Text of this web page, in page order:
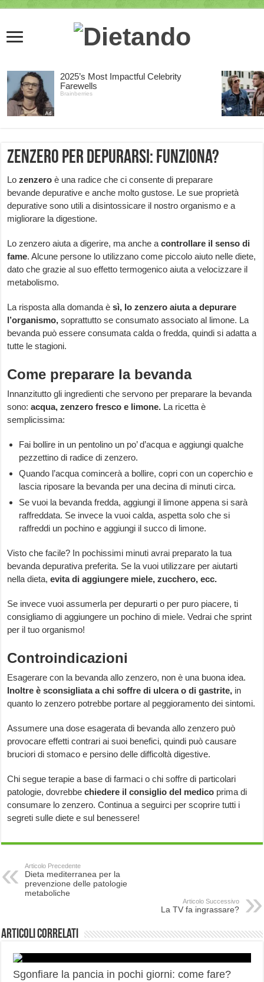
Zenzero per depurarsi: funziona?
Lozenzero è una radice che ci consente di preparare
bevande depurative e anche molto gustose. Le sue proprietà
depurative sono utili a disintossicare il nostro organismo e a
migliorare la digestione.
Lo zenzero aiuta a digerire, ma anche acontrollare il senso di
fame. Alcune persone lo utilizzano come piccolo aiuto nelle diete,
dato che grazie al suo effetto termogenico aiuta a velocizzare il
metabolismo.
La risposta alla domanda èsì, lo zenzero aiuta a depurare
l’organismo,soprattutto se consumato associato al limone. La
bevanda può essere consumata calda o fredda, quindi si adatta a
tutte le stagioni.
Come preparare la bevanda
Innanzitutto gli ingredienti che servono per preparare la bevanda
sono:acqua, zenzero fresco e limone. La ricetta è
semplicissima:
Fai bollire in un pentolino un po’ d’acqua e aggiungi qualche
pezzettino di radice di zenzero.
Quando l’acqua comincerà a bollire, copri con un coperchio e
lascia riposare la bevanda per una decina di minuti circa.
Se vuoi la bevanda fredda, aggiungi il limone appena si sarà
raffreddata. Se invece la vuoi calda, aspetta solo che si
raffreddi un pochino e aggiungi il succo di limone.
Visto che facile? In pochissimi minuti avrai preparato la tua
bevanda depurativa preferita. Se la vuoi utilizzare per aiutarti
nella dieta, evita di aggiungere miele, zucchero, ecc.
Se invece vuoi assumerla per depurarti o per puro piacere, ti
consigliamo di aggiungere un pochino di miele. Vedrai che sprint
per il tuo organismo!
Controindicazioni
Esagerare con la bevanda allo zenzero, non è una buona idea.
Inoltre è sconsigliata a chi soffre di ulcera o di gastrite, in
quanto lo zenzero potrebbe portare al peggioramento dei sintomi.
Assumere una dose esagerata di bevanda allo zenzero può
provocare effetti contrari ai suoi benefici, quindi può causare
bruciori di stomaco e persino delle difficoltà digestive.
Chi segue terapie a base di farmaci o chi soffre di particolari
patologie, dovrebbechiedere il consiglio del medico prima di
consumare lo zenzero. Continua a seguirci per scoprire tutti i
segreti sulle diete e sul benessere!
Articolo Precedente
Dieta mediterranea per la
prevenzione delle patologie
metaboliche
Articolo Successivo
La TV fa ingrassare?
Articoli correlati
Sgonfiare la pancia in pochi giorni: come fare?